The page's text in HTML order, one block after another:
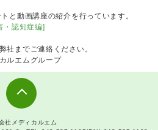
と動画講座の紹介を行っています。
・認知症編]
社までご連絡ください。
ルエムグループ
社メディカルエム